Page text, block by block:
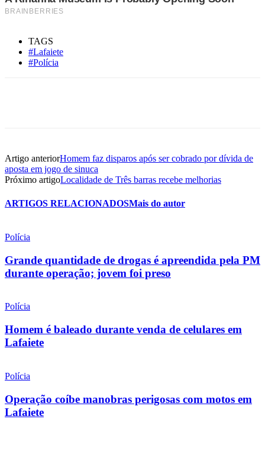
TAGS
#Lafaiete
#Polícia
Artigo anteriorHomem faz disparos após ser cobrado por dívida de
aposta em jogo de sinuca
Próximo artigoLocalidade de Três barras recebe melhorias
ARTIGOS RELACIONADOSMais do autor
Polícia
Grande quantidade de drogas é apreendida pela PM
durante operação; jovem foi preso
Polícia
Homem é baleado durante venda de celulares em
Lafaiete
Polícia
Operação coíbe manobras perigosas com motos em
Lafaiete